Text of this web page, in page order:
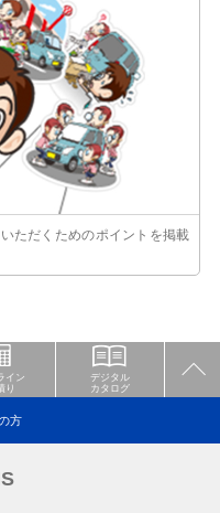
ただくためのポイントを掲載
イン
り
デジタル
カタログ
方